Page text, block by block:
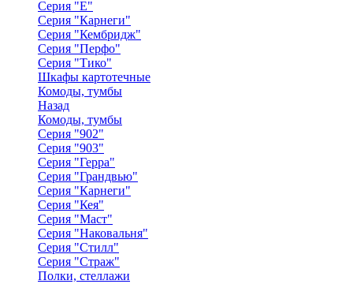
Серия "Е"
Серия "Карнеги"
Серия "Кембридж"
Серия "Перфо"
Серия "Тико"
Шкафы картотечные
Комоды, тумбы
Назад
Комоды, тумбы
Серия "902"
Серия "903"
Серия "Герра"
Серия "Грандвью"
Серия "Карнеги"
Серия "Кея"
Серия "Маст"
Серия "Наковальня"
Серия "Стилл"
Серия "Страж"
Полки, стеллажи